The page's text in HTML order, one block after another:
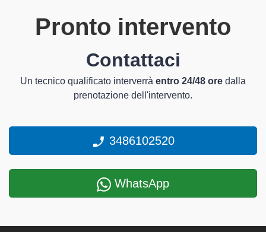
Pronto intervento
Contattaci
Un tecnico qualificato interverrà entro 24/48 ore dalla
prenotazione dell'intervento.
3486102520
WhatsApp